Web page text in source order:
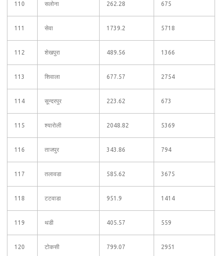
110 सलोना 262.28 675
111 सेवा 1739.2 5718
112 शेखपुरा 489.56 1366
113 शिवाला 677.57 2754
114 सून्दरपुर 223.62 673
115 श्यारोली 2048.82 5369
116 ताजपुर 343.86 794
117 तलावडा 585.62 3675
118 टटवाडा 951.9 1414
119 थडी 405.57 559
120 टोकसी 799.07 2951